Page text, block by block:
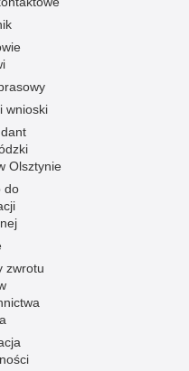
wnioski
Olsztynie
do
zwrotu